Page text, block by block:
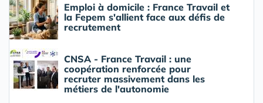
Emploi à domicile : France Travail et
la Fepem s'allient face aux défis de
recrutement
CNSA - France Travail : une
coopération renforcée pour
recruter massivement dans les
métiers de l'autonomie